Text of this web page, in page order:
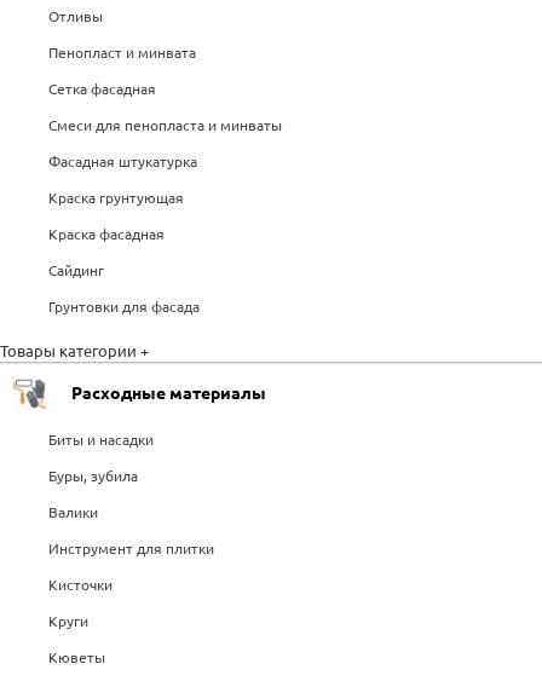
Отливы
Пенопласт и минвата
Сетка фасадная
Смеси для пенопласта и минваты
Фасадная штукатурка
Краска грунтующая
Краска фасадная
Сайдинг
Грунтовки для фасада
Товары категории +
Расходные материалы
Биты и насадки
Буры, зубила
Валики
Инструмент для плитки
Кисточки
Круги
Кюветы